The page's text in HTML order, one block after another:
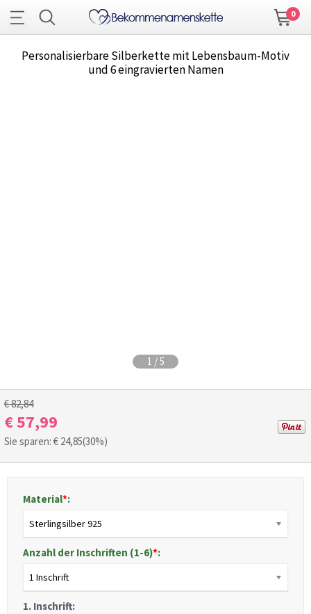
0
Personalisierbare Silberkette mit Lebensbaum-Motiv
und 6 eingravierten Namen
1 /5
€ 82,84
€ 57,99
Sie sparen: € 24,85(30%)
Material*:
Sterlingsilber 925
Anzahl der Inschriften (1-6)*:
1 Inschrift
1. Inschrift: